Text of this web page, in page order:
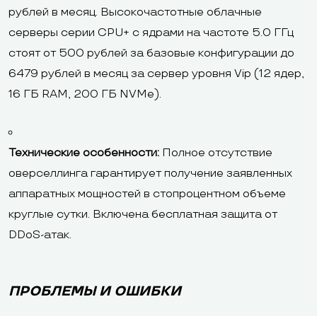
рублей в месяц. Высокочастотные облачные
серверы серии CPU+ с ядрами на частоте 5.0 ГГц
стоят от 500 рублей за базовые конфигурации до
6479 рублей в месяц за сервер уровня Vip (12 ядер,
16 ГБ RAM, 200 ГБ NVMe).
Технические особенности: Полное отсутствие
оверселлинга гарантирует получение заявленных
аппаратных мощностей в стопроцентном объеме
круглые сутки. Включена бесплатная защита от
DDoS-атак.
ПРОБЛЕМЫ И ОШИБКИ